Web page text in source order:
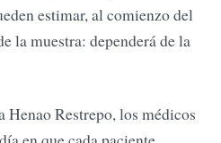
estimar, al comienzo del
la muestra: dependerá de la
Restrepo, los médicos